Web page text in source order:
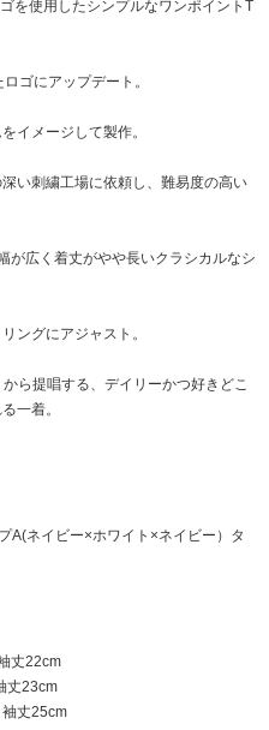
を使用したシンプルなワンポイントT
ゴにアップデート。
イメージして製作。
い刺繍工場に依頼し、難易度の高い
が広く着丈がやや長いクラシカルなシ
ングにアジャスト。
ら提唱する、デイリーかつ好きどこ
一着。
A(ネイビー×ホワイト×ネイビー）タ
丈22cm
丈23cm
丈25cm